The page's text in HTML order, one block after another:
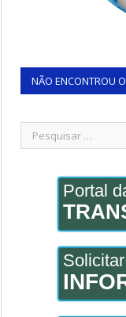
NÃO ENCONTROU
Portal
Solicitar